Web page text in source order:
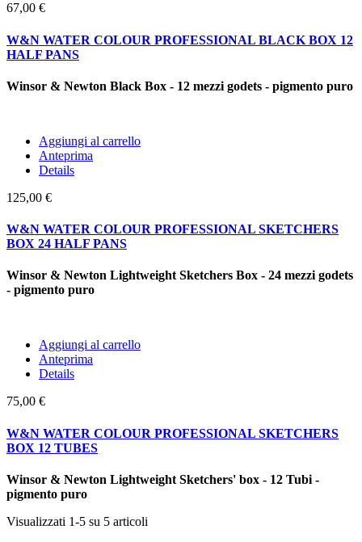
67,00 €
W&N WATER COLOUR PROFESSIONAL BLACK BOX 12
HALF PANS
Winsor & Newton Black Box - 12 mezzi godets - pigmento puro
Aggiungi al carrello
Anteprima
Details
125,00 €
W&N WATER COLOUR PROFESSIONAL SKETCHERS
BOX 24 HALF PANS
Winsor & Newton Lightweight Sketchers Box - 24 mezzi godets
- pigmento puro
Aggiungi al carrello
Anteprima
Details
75,00 €
W&N WATER COLOUR PROFESSIONAL SKETCHERS
BOX 12 TUBES
Winsor & Newton Lightweight Sketchers' box - 12 Tubi -
pigmento puro
Visualizzati 1-5 su 5 articoli